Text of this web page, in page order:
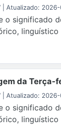
Atualizado: 2026-
o significado
linguístico
da Terça-
Atualizado: 2026-
o significado
linguístico